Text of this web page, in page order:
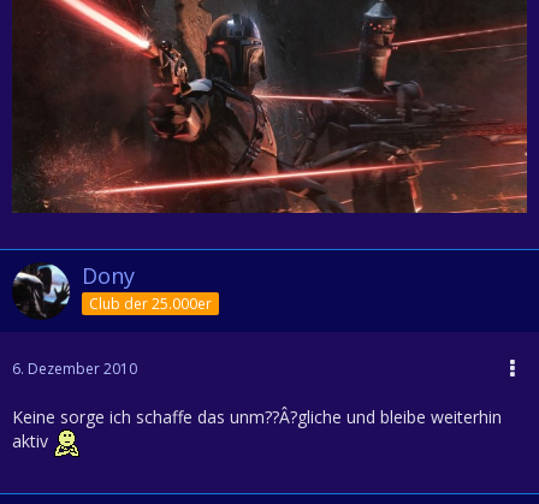
Dony
Club der 25.000er
6. Dezember 2010
Keine sorge ich schaffe das unm??Â?gliche und bleibe weiterhin
aktiv